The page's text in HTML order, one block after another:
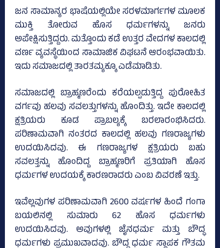
ಜನ ಸಾಮಾನ್ಯರ ಭಾಷೆಯಲ್ಲಿಯೇ ಸರಳಮಾರ್ಗಗಳ ಮೂಲಕ
ಮುಕ್ತಿ ತೋರುವ ಹೊಸ ಧರ್ಮಗಳನ್ನು ಜನರು
ಅಪೇಕ್ಷಿಸುತ್ತಿದ್ದರು. ಮತ್ತೊಂದು ಕಡೆ ಉತ್ತರ ವೇದಗಳ ಕಾಲದಲ್ಲಿ
ವರ್ಣ ವ್ಯವಸ್ಥೆಯಿಂದ ಸಾಮಾಜಿಕ ವಿಘಟನೆ ಆರಂಭವಾಯಿತು.
ಇದು ಸಮಾಜದಲ್ಲಿ ತಾರತಮ್ಯಕ್ಕೂ ಎಡೆಮಾಡಿತು.
ಸಮಾಜದಲ್ಲಿ ಬ್ರಾಹ್ಮಣರೆಂದು ಕರೆಯಲ್ಪಡುತ್ತಿದ್ದ ಪುರೋಹಿತ
ವರ್ಗವು ಹಲವು ಸವಲತ್ತುಗಳನ್ನು ಹೊಂದಿತ್ತು. ಇದೇ ಕಾಲದಲ್ಲಿ
ಕ್ಷತ್ರಿಯರು ಕೂಡ ಪ್ರಾಬಲ್ಯಕ್ಕೆ ಬರಲಾರಂಭಿಸಿದರು.
ಪರಿಣಾಮವಾಗಿ ನಂತರದ ಕಾಲದಲ್ಲಿ ಹಲವು ಗಣರಾಜ್ಯಗಳು
ಉದಯಿಸಿದವು. ಈ ಗಣರಾಜ್ಯಗಳ ಕ್ಷತ್ರಿಯರು ಬಹು
ಸವಲತ್ತನ್ನು ಹೊಂದಿದ್ದ ಬ್ರಾಹ್ಮಣರಿಗೆ ಪ್ರತಿಯಾಗಿ ಹೊಸ
ಧರ್ಮಗಳ ಉದಯಕ್ಕೆ ಕಾರಣರಾದರು ಎಂಬ ವಿವರಣೆ ಇತ್ತು.
ಇವೆಲ್ಲವುಗಳ ಪರಿಣಾಮವಾಗಿ 2600 ವರ್ಷಗಳ ಹಿಂದೆ ಗಂಗಾ
ಬಯಲಿನಲ್ಲಿ ಸುಮಾರು 62 ಹೊಸ ಧರ್ಮಗಳು
ಉದಯಿಸಿದವು. ಅವುಗಳಲ್ಲಿ ಜೈನಧರ್ಮ ಮತ್ತು ಬೌದ್ಧ
ಧರ್ಮಗಳು ಪ್ರಮುಖವಾದವು. ಬೌದ್ಧ ಧರ್ಮ ಸ್ಥಾಪಕ ಗೌತಮ